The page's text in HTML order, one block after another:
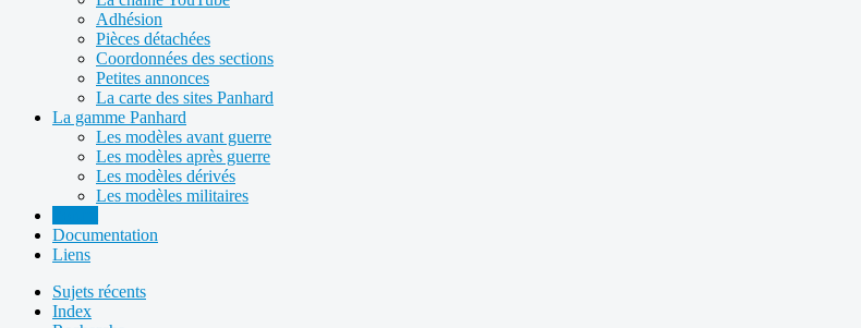
Adhésion
Pièces détachées
Coordonnées des sections
Petites annonces
La carte des sites Panhard
La gamme Panhard
Les modèles avant guerre
Les modèles après guerre
Les modèles dérivés
Les modèles militaires
Documentation
Liens
Sujets récents
Index